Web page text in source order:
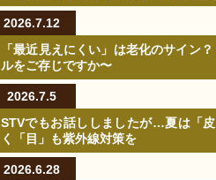
2026.7.12
「最近見えにくい」は老化のサイン
ルをご存じですか〜
2026.7.5
STVでもお話ししましたが…夏は「
く「目」も紫外線対策を
2026.6.28